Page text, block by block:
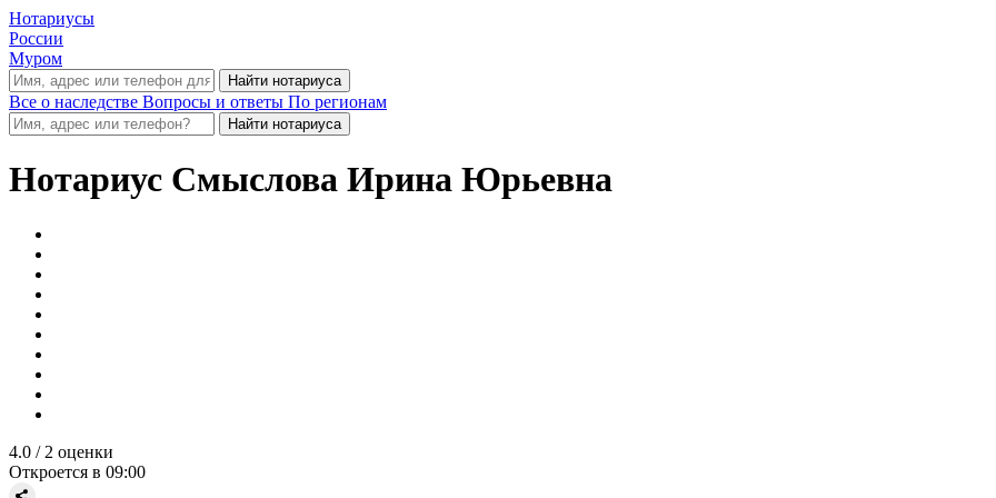
Нотариусы
России
Муром
Все о наследстве Вопросы и ответы По регионам
Нотариус Смыслова Ирина Юрьевна
4.0 / 2 оценки
Откроется в 09:00